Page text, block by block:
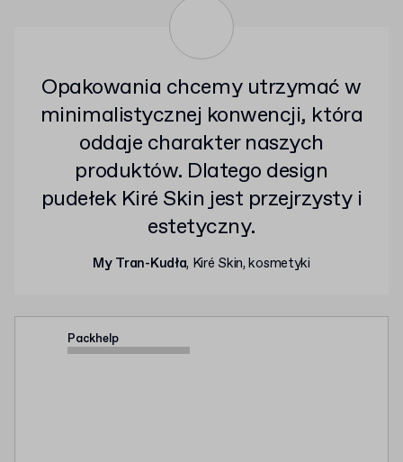
Opakowania chcemy utrzymać w
minimalistycznej konwencji, która
oddaje charakter naszych
produktów. Dlatego design
pudełek Kiré Skin jest przejrzysty i
estetyczny.
My Tran-Kudła, Kiré Skin, kosmetyki
Packhelp